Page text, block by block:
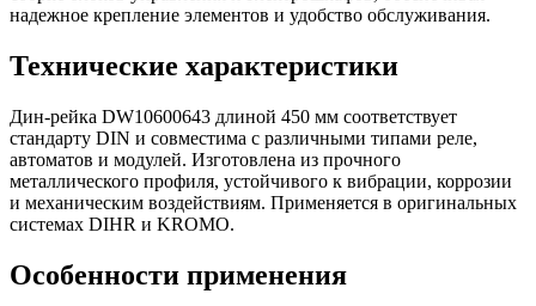
надежное крепление элементов и удобство обслуживания.
Технические характеристики
Дин-рейка DW10600643 длиной 450 мм соответствует
стандарту DIN и совместима с различными типами реле,
автоматов и модулей. Изготовлена из прочного
металлического профиля, устойчивого к вибрации, коррозии
и механическим воздействиям. Применяется в оригинальных
системах DIHR и KROMO.
Особенности применения